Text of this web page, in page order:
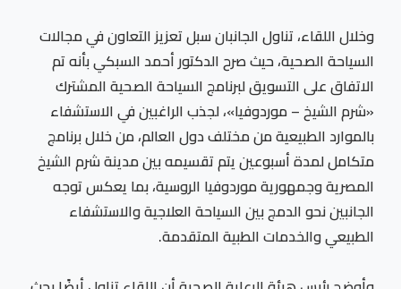
وخلال اللقاء، تناول الجانبان سبل تعزيز التعاون في مجالات
السياحة الصحية، حيث صرح الدكتور أحمد السبكي بأنه تم
الاتفاق على التسويق لبرنامج السياحة الصحية المشترك
«شرم الشيخ – موردوفيا»، لجذب الراغبين في الاستشفاء
بالموارد الطبيعية من مختلف دول العالم، من خلال برنامج
متكامل لمدة أسبوعين يتم تقسيمه بين مدينة شرم الشيخ
المصرية وجمهورية موردوفيا الروسية، بما يعكس توجه
الجانبين نحو الدمج بين السياحة العلاجية والاستشفاء
الطبيعي والخدمات الطبية المتقدمة.